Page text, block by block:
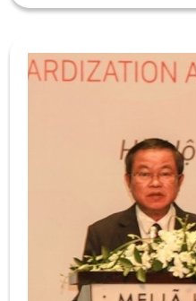
chương trình...